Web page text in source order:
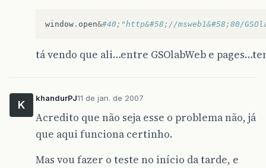
window . open&#40;"http&#58;//msweb1&#58;80/
tá vendo que ali…entre GSOlabWeb e
K
khandurPJ11 de jan. de 2007
Acredito que não seja esse o problema não, já
que aqui funciona certinho.
Mas vou fazer o teste no início da tarde, e